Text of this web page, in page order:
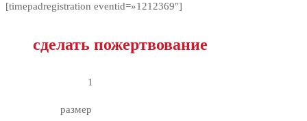
[timepadregistration eventid=»1212369″]
сделать пожертвование
1
размер